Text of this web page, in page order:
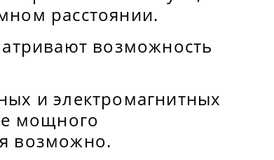
расстоянии.
возможность
и электромагнитных
мощного
возможно.